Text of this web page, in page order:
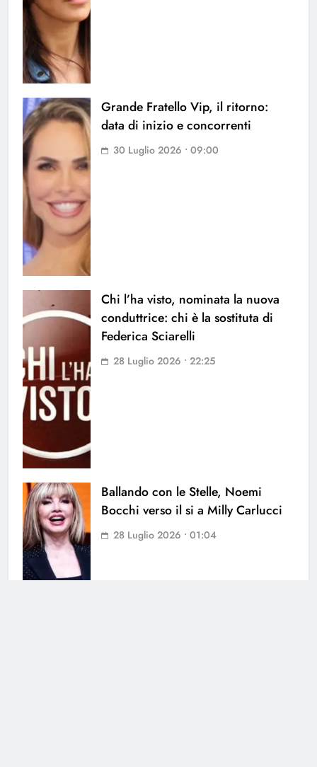
Grande Fratello Vip, il ritorno:
data di inizio e concorrenti
30 Luglio 2026 • 09:00
Chi l’ha visto, nominata la nuova
conduttrice: chi è la sostituta di
Federica Sciarelli
28 Luglio 2026 • 22:25
Ballando con le Stelle, Noemi
Bocchi verso il si a Milly Carlucci
28 Luglio 2026 • 01:04